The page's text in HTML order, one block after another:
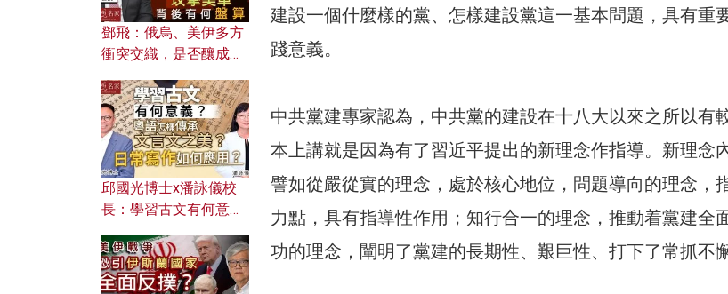
建設一個什麼樣的黨、怎樣建設黨這一基本問題，具有重
踐意義。
中共黨建專家認為，中共黨的建設在十八大以來之所以有
本上講就是因為有了習近平提出的新理念作指導。新理念
譬如從嚴從實的理念，處於核心地位，問題導向的理念，
力點，具有指導性作用；知行合一的理念，推動着黨建全
功的理念，闡明了黨建的長期性、艱巨性、打下了常抓不
鄧飛：俄烏、美伊多方
衝突交織，是否釀成世
風險攻擊美軍，背後有
何盤算？
邱國光博士x潘詠儀校
長：學習古文有何意
文之美？ 日常寫作如何
應用？